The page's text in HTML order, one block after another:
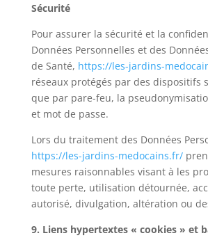
Sécurité
Pour assurer la sécurité et la
Données Personnelles et des
de Santé, https://les-jardins-
réseaux protégés par des dispositifs
que par pare-feu, la
et mot de passe.
Lors du traitement des Données
https://les-jardins-medocains.fr/
mesures raisonnables visant à les
toute perte, utilisation détournée,
autorisé, divulgation, altération ou
9. Liens hypertextes « cookies » et